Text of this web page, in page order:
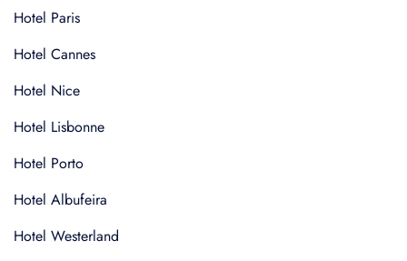
Hotel Paris
Hotel Cannes
Hotel Nice
Hotel Lisbonne
Hotel Porto
Hotel Albufeira
Hotel Westerland